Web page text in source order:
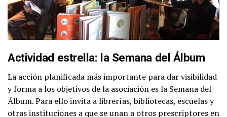
Actividad estrella: la Semana del Álbum
La acción planificada más importante para dar visibilidad
y forma a los objetivos de la asociación es la ​Semana del
Álbum​. Para ello invita a librerías, bibliotecas, escuelas y
otras instituciones a que se unan a otros prescriptores en